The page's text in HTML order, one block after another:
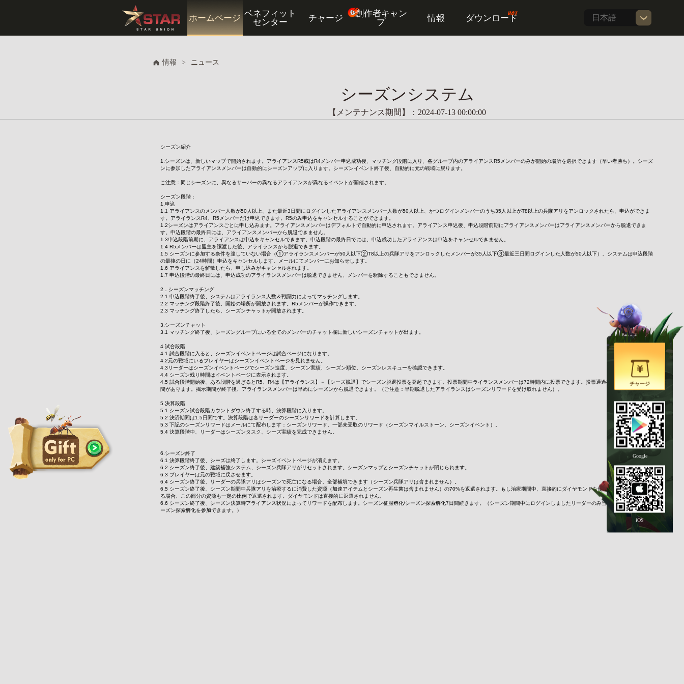
ホームページ ベネフィット
センター
チャージ
創作者キャン
プ
情報 ダウンロード 日本語
情報 > ニュース
シーズンシステム
【メンテナンス期間】：2024-07-13 00:00:00
シーズン紹介
1.シーズンは、新しいマップで開始されます。アライアンスR5或はR4メンバー申込成功後、マッチング段階に入り、各グループ内のアライアンスR5メンバーのみが開始の場所を選択できます（早い者勝ち）。シーズ
ンに参加したアライアンスメンバーは自動的にシーズンアップに入ります。シーズンイベント終了後、自動的に元の戦域に戻ります。
ご注意：同じシーズンに、異なるサーバーの異なるアライアンスが異なるイベントが開催されます。
シーズン段階：
1.申込
1.1 アライアンスのメンバー人数が50人以上、また最近3日間にログインしたアライアンスメンバー人数が50人以上、かつログインメンバーのうち35人以上がT8以上の兵隊アリをアンロックされたら、申込ができま
す。アライランスR4、R5メンバーだけ申込できます。R5のみ申込をキャンセルすることができます。
1.2シーズンはアライアンスごとに申し込みます。アライアンスメンバーはデフォルトで自動的に申込されます。アライアンス申込後、申込段階前期にアライアンスメンバーはアライアンスメンバーから脱退できま
す。申込段階の最終日には、アライアンスメンバーから脱退できません。
1.3申込段階前期に、アライアンスは申込をキャンセルできます。申込段階の最終日でには、申込成功したアライアンスは申込をキャンセルできません。
1.4 R5メンバーは盟主を譲渡した後、アライランスから脱退できます。
1.5 シーズンに参加する条件を達していない場合（①アライランスメンバーが50人以下②T8以上の兵隊アリをアンロックしたメンバーが35人以下③最近三日間ログインした人数が50人以下）、システムは申込段階
の最後の日に（24時間）申込をキャンセルします。メールにてメンバーにお知らせします。
1.6 アライアンスを解散したら、申し込みがキャンセルされます。
1.7 申込段階の最終日には、申込成功のアライランスメンバーは脱退できません、メンバーを駆除することもできません。
2．シーズンマッチング
2.1 申込段階終了後、システムはアライランス人数＆戦闘力によってマッチングします。
2.2 マッチング段階終了後、開始の場所が開放されます。R5メンバーが操作できます。
2.3 マッチング終了したら、シーズンチャットが開放されます。
3.シーズンチャット
3.1 マッチング終了後、シーズングループにいる全てのメンバーのチャット欄に新しいシーズンチャットが出ます。
4.試合段階
4.1 試合段階に入ると、シーズンイベントページは試合ページになります。
4.2元の戦域にいるプレイヤーはシーズンイベントページを見れません。
4.3リーダーはシーズンイベントページでシーズン進度、シーズン実績、シーズン順位、シーズンレスキューを確認できます。
4.4 シーズン残り時間はイベントページに表示されます。
4.5 試合段階開始後、ある段階を過ぎるとR5、R4は【アライランス】－【シーズ脱退】でシーズン脱退投票を発起できます。投票期間中ライランスメンバーは72時間内に投票できます。投票通過後、48時間の掲示期
間があります。掲示期間が終了後、アライランスメンバーは早めにシーズンから脱退できます。（ご注意：早期脱退したアライランスはシーズンリワードを受け取れません）。
5.決算段階
5.1 シーズン試合段階カウントダウン終了する時、決算段階に入ります。
5.2 決済期間は1.5日間です。決算段階は各リーダーのシーズンリワードを計算します。
5.3 下記のシーズンリワードはメールにて配布します：シーズンリワード、一部未受取のリワード（シーズンマイルストーン、シーズンイベント）。
5.4 決算段階中、リーダーはシーズンタスク、シーズ実績を完成できません。
6.シーズン終了
6.1 決算段階終了後、シーズは終了します。シーズイベントページが消えます。
6.2 シーズン終了後、建築補強システム、シーズン兵隊アリがリセットされます。シーズンマップとシーズンチャットが閉じられます。
6.3 プレイヤーは元の戦域に戻させます。
6.4 シーズン終了後、リーダーの兵隊アリはシーズンで死亡になる場合、全部補填できます（シーズン兵隊アリは含まれません）。
6.5 シーズン終了後、シーズン期間中兵隊アリを治療するに消費した資源（加速アイテムとシーズン再生菌は含まれません）の70%を返還されます。もし治療期間中、直接的にダイヤモンドを使用し治療資源を補填す
る場合、この部分の資源も一定の比例で返還されます。ダイヤモンドは直接的に返還されません。
6.6 シーズン終了後、シーズン決算時アライアンス状況によってリワードを配布します。シーズン征服孵化/シーズン探索孵化7日間続きます。（シーズン期間中にログインしましたリーダーのみ当シーズン征服孵化/シ
ーズン探索孵化を参加できます。）
チャージ
Google
iOS